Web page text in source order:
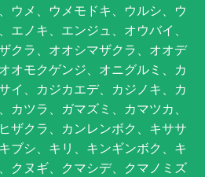
ウメ、ウメモドキ、ウルシ、ウ
エノキ、エンジュ、オウバイ、
クラ、オオシマザクラ、オオデ
オモクゲンジ、オニグルミ、カ
イ、カジカエデ、カジノキ、カ
カツラ、ガマズミ、カマツカ、
ザクラ、カンレンボク、キササ
ブシ、キリ、キンギンボク、キ
クヌギ、クマシデ、クマノミズ